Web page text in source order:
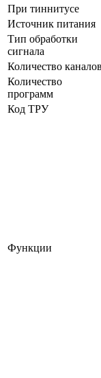
При тиннитусе
Источник питания
Тип обработки
сигнала
Количество каналов
Количество
программ
Код ТРУ
Функции